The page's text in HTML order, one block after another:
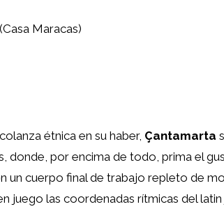
Maracas)
étnica en su haber, Çantamarta
donde, por encima de todo, prima el
un cuerpo final de trabajo repleto de
juego las coordenadas rítmicas del latin